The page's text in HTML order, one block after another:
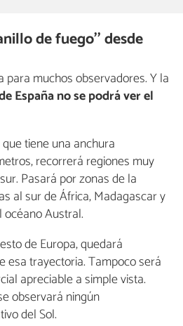
de fuego'' desde
para muchos observadores. Y la
España no se podrá ver el
tiene una anchura
recorrerá regiones muy
Pasará por zonas de la
al sur de África, Madagascar y
Austral.
de Europa, quedará
esa trayectoria. Tampoco será
apreciable a simple vista.
observará ningún
del Sol.